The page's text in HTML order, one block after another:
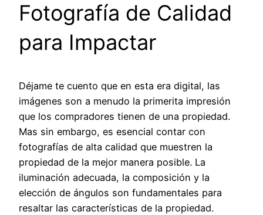
Fotografía de Calidad
para Impactar
Déjame te cuento que en esta era digital, las
imágenes son a menudo la primerita impresión
que los compradores tienen de una propiedad.
Mas sin embargo, es esencial contar con
fotografías de alta calidad que muestren la
propiedad de la mejor manera posible. La
iluminación adecuada, la composición y la
elección de ángulos son fundamentales para
resaltar las características de la propiedad.